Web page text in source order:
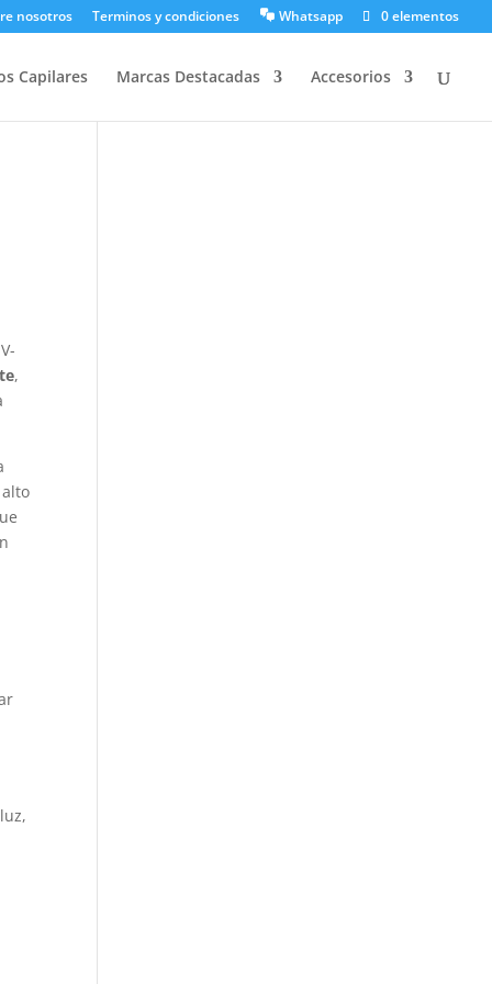
nosotros Terminos y condiciones Whatsapp 0 elementos
Capilares Marcas Destacadas Accesorios
,